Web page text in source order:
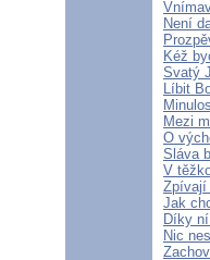
Není
Kéž
Svatý
Líbit
Mezi
O
Sláva
V
Zpívají
Jak
Díky
Nic